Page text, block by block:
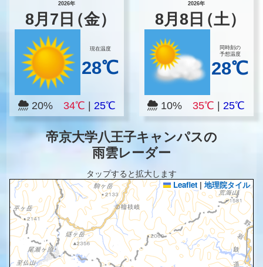
2026年
8月 7 日（金）
現在温度
28℃
20% 34℃ 25℃
2026年
8月8 日（土）
同時刻の
予想温度
28℃
10%35℃ |25℃
帝京大学八王子キャンパスの
雨雲レーダー
タップすると拡大します
Leaflet | 地理院タイル